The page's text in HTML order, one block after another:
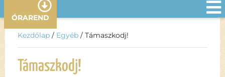
ÓRAREND
Kezdőlap / Egyéb / Támaszkodj!
Támaszkodj!